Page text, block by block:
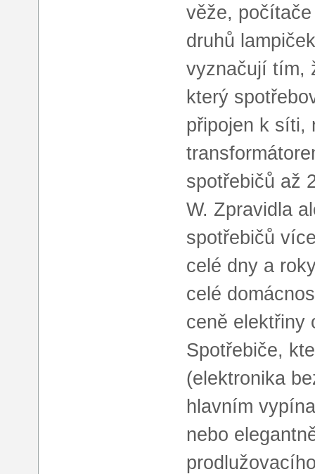
věže,
druhů
vyznačují tím,
který
připojen k síti,
spotřebičů až
W. Zpravidla
spotřebičů
celé dny a
celé
ceně elektřiny
Spotřebiče,
(elektronika
hlavním
nebo